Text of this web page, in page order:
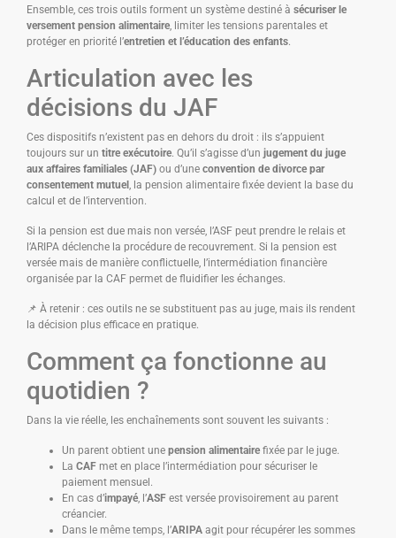
Ensemble, ces trois outils forment un système destiné à sécuriser le
versement pension alimentaire, limiter les tensions parentales et
protéger en priorité l’entretien et l’éducation des enfants.
Articulation avec les
décisions du JAF
Ces dispositifs n’existent pas en dehors du droit : ils s’appuient
toujours sur un titre exécutoire. Qu’il s’agisse d’un jugement du juge
aux affaires familiales (JAF) ou d’une convention de divorce par
consentement mutuel , la pension alimentaire fixée devient la base du
calcul et de l’intervention.
Si la pension est due mais non versée, l’ASF peut prendre le relais et
l’ARIPA déclenche la procédure de recouvrement. Si la pension est
versée mais de manière conflictuelle, l’intermédiation financière
organisée par la CAF permet de fluidifier les échanges.
📌 À retenir : ces outils ne se substituent pas au juge, mais ils rendent
la décision plus efficace en pratique.
Comment ça fonctionne au
quotidien ?
Dans la vie réelle, les enchaînements sont souvent les suivants :
Un parent obtient une pension alimentaire fixée par le juge.
La CAF met en place l’intermédiation pour sécuriser le
paiement mensuel.
En cas d’impayé, l’ASF est versée provisoirement au parent
créancier.
Dans le même temps, l’ARIPA agit pour récupérer les sommes